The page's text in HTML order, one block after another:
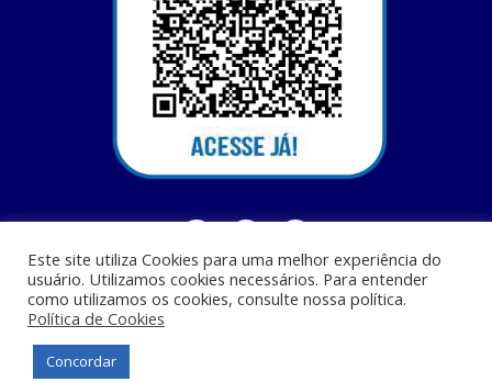
Centro Universitário Santa Terezinha - CEST - Av. Casemiro Junior, 12 - Anil,
Este site utiliza Cookies para uma melhor experiência do
usuário. Utilizamos cookies necessários. Para entender
como utilizamos os cookies, consulte nossa política.
Política de Cookies
Concordar